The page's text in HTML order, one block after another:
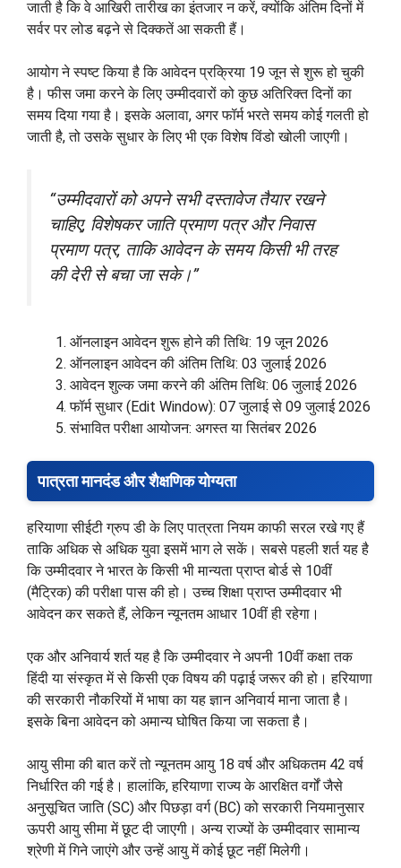
जाती है कि वे आखिरी तारीख का इंतजार न करें, क्योंकि अंतिम दिनों में
सर्वर पर लोड बढ़ने से दिक्कतें आ सकती हैं।
आयोग ने स्पष्ट किया है कि आवेदन प्रक्रिया 19 जून से शुरू हो चुकी
है। फीस जमा करने के लिए उम्मीदवारों को कुछ अतिरिक्त दिनों का
समय दिया गया है। इसके अलावा, अगर फॉर्म भरते समय कोई गलती हो
जाती है, तो उसके सुधार के लिए भी एक विशेष विंडो खोली जाएगी।
“उम्मीदवारों को अपने सभी दस्तावेज तैयार रखने
चाहिए, विशेषकर जाति प्रमाण पत्र और निवास
प्रमाण पत्र, ताकि आवेदन के समय किसी भी तरह
की देरी से बचा जा सके।”
ऑनलाइन आवेदन शुरू होने की तिथि: 19 जून 2026
ऑनलाइन आवेदन की अंतिम तिथि: 03 जुलाई 2026
आवेदन शुल्क जमा करने की अंतिम तिथि: 06 जुलाई 2026
फॉर्म सुधार (Edit Window): 07 जुलाई से 09 जुलाई 2026
संभावित परीक्षा आयोजन: अगस्त या सितंबर 2026
पात्रता मानदंड और शैक्षणिक योग्यता
हरियाणा सीईटी ग्रुप डी के लिए पात्रता नियम काफी सरल रखे गए हैं
ताकि अधिक से अधिक युवा इसमें भाग ले सकें। सबसे पहली शर्त यह है
कि उम्मीदवार ने भारत के किसी भी मान्यता प्राप्त बोर्ड से 10वीं
(मैट्रिक) की परीक्षा पास की हो। उच्च शिक्षा प्राप्त उम्मीदवार भी
आवेदन कर सकते हैं, लेकिन न्यूनतम आधार 10वीं ही रहेगा।
एक और अनिवार्य शर्त यह है कि उम्मीदवार ने अपनी 10वीं कक्षा तक
हिंदी या संस्कृत में से किसी एक विषय की पढ़ाई जरूर की हो। हरियाणा
की सरकारी नौकरियों में भाषा का यह ज्ञान अनिवार्य माना जाता है।
इसके बिना आवेदन को अमान्य घोषित किया जा सकता है।
आयु सीमा की बात करें तो न्यूनतम आयु 18 वर्ष और अधिकतम 42 वर्ष
निर्धारित की गई है। हालांकि, हरियाणा राज्य के आरक्षित वर्गों जैसे
अनुसूचित जाति (SC) और पिछड़ा वर्ग (BC) को सरकारी नियमानुसार
ऊपरी आयु सीमा में छूट दी जाएगी। अन्य राज्यों के उम्मीदवार सामान्य
श्रेणी में गिने जाएंगे और उन्हें आयु में कोई छूट नहीं मिलेगी।